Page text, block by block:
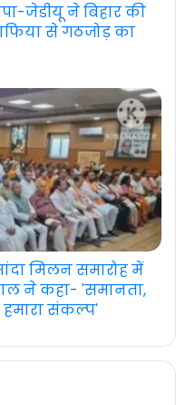
जेडीयू ने बिहार की
से गठजोड़ का
मिलन समारोह में
ने कहा- 'समानता,
संकल्प'